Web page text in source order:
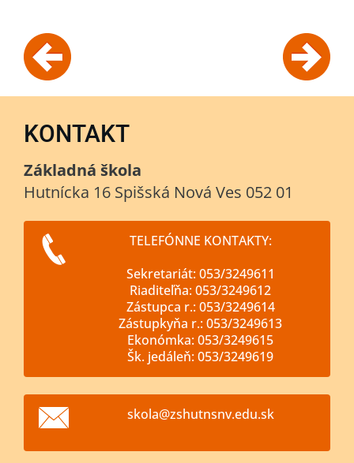
KONTAKT
Základná škola
Hutnícka 16 Spišská Nová Ves 052 01
TELEFÓNNE KONTAKTY:
Sekretariát: 053/3249611
Riaditeľňa: 053/3249612
Zástupca r.: 053/3249614
Zástupkyňa r.: 053/3249613
Ekonómka: 053/3249615
Šk. jedáleň: 053/3249619
skola@zshutnsnv.edu.sk